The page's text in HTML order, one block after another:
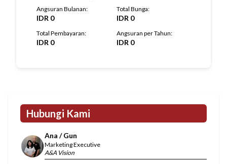
Angsuran Bulanan:
IDR 0
Total Bunga:
IDR 0
Total Pembayaran:
IDR 0
Angsuran per Tahun:
IDR 0
Hubungi Kami
Ana / Gun
Marketing Executive
A&A Vision